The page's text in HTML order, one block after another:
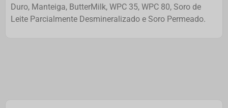
Duro, Manteiga, ButterMilk, WPC 35, WPC 80, Soro de
Leite Parcialmente Desmineralizado e Soro Permeado.